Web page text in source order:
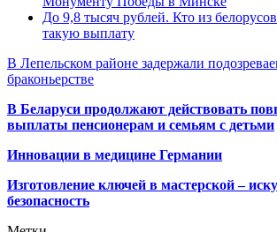
До 9,8 тысяч рублей. Кто из
такую выплату
В Лепельском районе задержали
браконьерстве
В Беларуси продолжают действовать
выплаты пенсионерам и семьям с детьми
Инновации в медицине Германии
Изготовление ключей в мастерской –
безопасность